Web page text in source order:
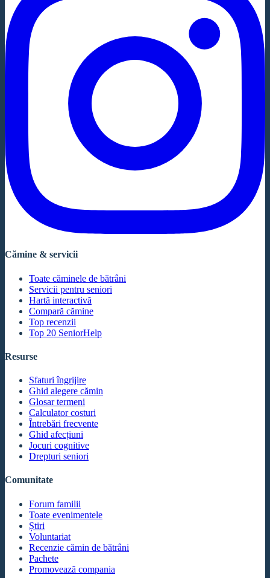
Cămine & servicii
Toate căminele de bătrâni
Servicii pentru seniori
Hartă interactivă
Compară cămine
Top recenzii
Top 20 SeniorHelp
Resurse
Sfaturi îngrijire
Ghid alegere cămin
Glosar termeni
Calculator costuri
Întrebări frecvente
Ghid afecțiuni
Jocuri cognitive
Drepturi seniori
Comunitate
Forum familii
Toate evenimentele
Știri
Voluntariat
Recenzie cămin de bătrâni
Pachete
Promovează compania